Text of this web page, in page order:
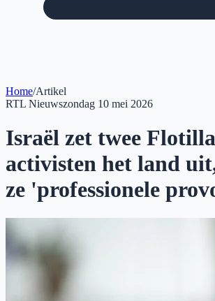
Home/Artikel
RTL Nieuwszondag 10 mei 2026
Israël zet twee
activisten het land
ze 'professionele